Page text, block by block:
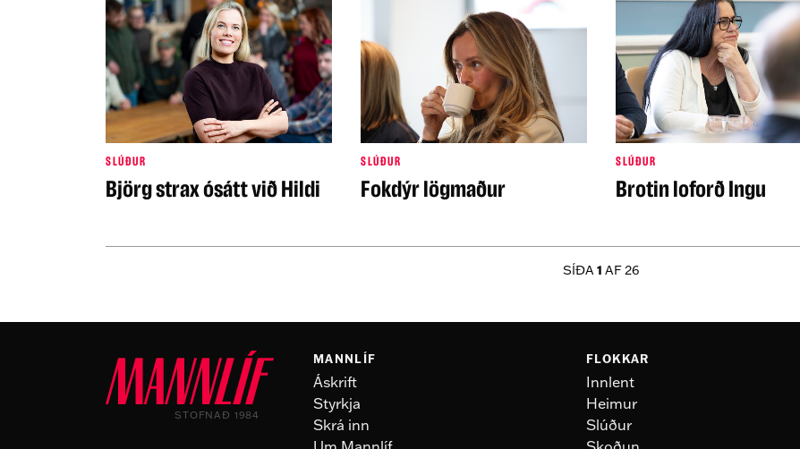
SLÚÐUR
Björg strax ósátt við Hildi
SLÚÐUR
Fokdýr lögmaður
SLÚÐUR
Brotin loforð Ingu
SÍÐA1 AF 26
STOFNAÐ 1984
MANNLÍF
Áskrift
Styrkja
Skrá inn
FLOKKAR
Innlent
Heimur
Slúður